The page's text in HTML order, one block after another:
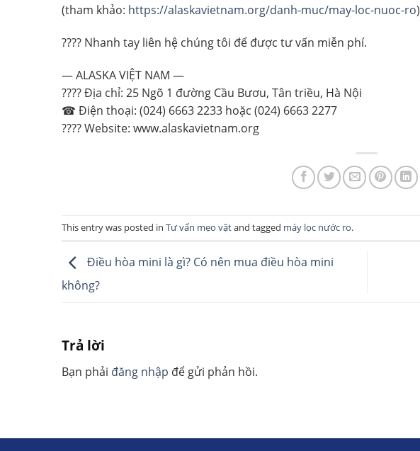
(tham khảo: https://alaskavietnam.org/danh-muc/may-loc-nuoc-ro)
???? Nhanh tay liên hệ chúng tôi để được tư vấn miễn phí.
— ALASKA VIỆT NAM —
???? Địa chỉ: 25 Ngõ 1 đường Cầu Bươu, Tân triều, Hà Nội
☎ Điện thoại: (024) 6663 2233 hoặc (024) 6663 2277
???? Website: www.alaskavietnam.org
This entry was posted in Tư vấn mẹo vặtand tagged máy lọc nước ro.
Điều hòa mini là gì? Có nên mua điều hòa mini
không?
Trả lời
Bạn phải đăng nhập để gửi phản hồi.